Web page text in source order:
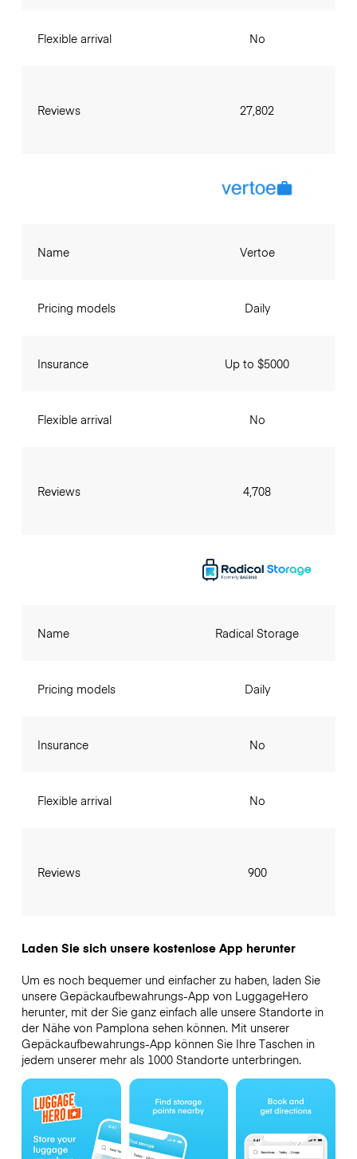
Flexible arrival
Reviews
No
27,802
Name
Pricing models
Insurance
Flexible arrival
Reviews
Vertoe
Daily
Up to $5000
No
4,708
Name
Pricing models
Insurance
Flexible arrival
Reviews
Radical Storage
Daily
No
No
900
Laden Sie sich unsere kostenlose App herunter
Um es noch bequemer und einfacher zu haben, laden Sie
unsere Gepäckaufbewahrungs-App von LuggageHero
herunter, mit der Sie ganz einfach alle unsere Standorte in
der Nähe von Pamplona sehen können. Mit unserer
Gepäckaufbewahrungs-App können Sie Ihre Taschen in
jedem unserer mehr als 1000 Standorte unterbringen.